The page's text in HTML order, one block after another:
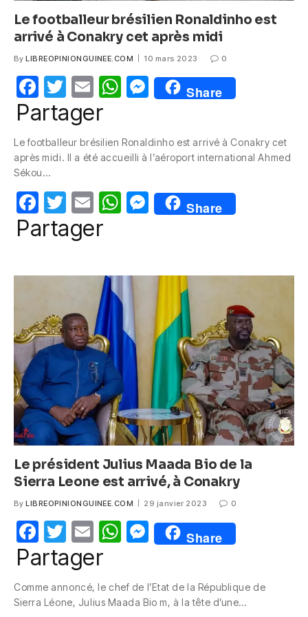
Le footballeur brésilien Ronaldinho est
arrivé à Conakry cet après midi
By LIBREOPINIONGUINEE.COM 10 mars 2023 0
F
a
e
b
o
o
k
T
w
itt
er
E
m
W
s
p
p
M
e
e
g
er
Share
Partager
Le footballeur brésilien Ronaldinho est arrivé à Conakry cet
après midi. Il a été accueilli à l’aéroport international Ahmed
Sékou…
F
a
e
o
o
k
T
w
itt
er
E
m
W
s
A
p
p
M
e
e
n
g
er
Share
Partager
Le président Julius Maada Bio de la
Sierra Leone est arrivé, à Conakry
By LIBREOPINIONGUINEE.COM 29 janvier 2023 0
F
a
e
T
w
itt
er
E
m
W
s
M
e
e
Share
Partager
Comme annoncé, le chef de l’Etat de la République de
Sierra Léone, Julius Maada Bio m, à la tête d’une…